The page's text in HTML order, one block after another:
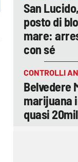
San
posto di
mare:
con sé
CONTROLLI
Belvedere
marijuana
quasi